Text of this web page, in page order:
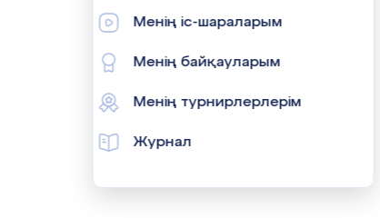
Менің іс-шараларым
Менің байқауларым
Менің турнирлерлерім
Журнал